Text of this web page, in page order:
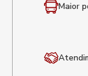
Maior